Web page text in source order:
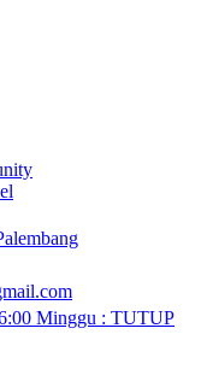
Minggu : TUTUP